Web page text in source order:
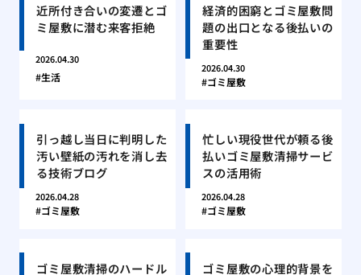
近所付き合いの変遷とゴ
ミ屋敷に潜む来客拒絶
2026.04.30
生活
経済的困窮とゴミ屋敷問
題の出口となる後払いの
重要性
2026.04.30
ゴミ屋敷
引っ越し当日に判明した
汚い壁紙の汚れを消し去
る技術ブログ
2026.04.28
ゴミ屋敷
忙しい現役世代が頼る後
払いゴミ屋敷清掃サービ
スの活用術
2026.04.28
ゴミ屋敷
ゴミ屋敷清掃のハードル
ゴミ屋敷の心理的背景を